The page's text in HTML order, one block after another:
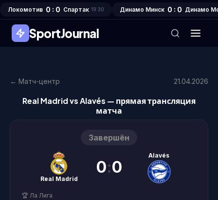
Локомотив 0 : 0 Спартак 19:30 Динамо Минск 0 : 0 Динамо
SportJournal
← Матч-центр 21.04.2026
Real Madrid vs Alavés — прямая трансляция
матча
Завершён
Real Madrid
0:0
Alavés
🏆 Ла Лига